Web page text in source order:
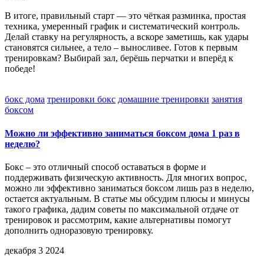
В итоге, правильный старт — это чёткая разминка, простая
техника, умеренный график и систематический контроль.
Делай ставку на регулярность, а вскоре заметишь, как удары
становятся сильнее, а тело – выносливее. Готов к первым
тренировкам? Выбирай зал, берёшь перчатки и вперёд к
победе!
бокс дома тренировки бокс домашние тренировки занятия
боксом
Можно ли эффективно заниматься боксом дома 1 раз в
неделю?
Бокс – это отличный способ оставаться в форме и
поддерживать физическую активность. Для многих вопрос,
можно ли эффективно заниматься боксом лишь раз в неделю,
остается актуальным. В статье мы обсудим плюсы и минусы
такого графика, дадим советы по максимальной отдаче от
тренировок и рассмотрим, какие альтернативы помогут
дополнить одноразовую тренировку.
декабря 3 2024